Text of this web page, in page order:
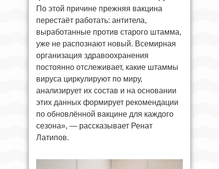
По этой причине прежняя вакцина
перестаёт работать: антитела,
выработанные против старого штамма,
уже не распознают новый. Всемирная
организация здравоохранения
постоянно отслеживает, какие штаммы
вируса циркулируют по миру,
анализирует их состав и на основании
этих данных формирует рекомендации
по обновлённой вакцине для каждого
сезона», — рассказывает Ренат
Латипов.